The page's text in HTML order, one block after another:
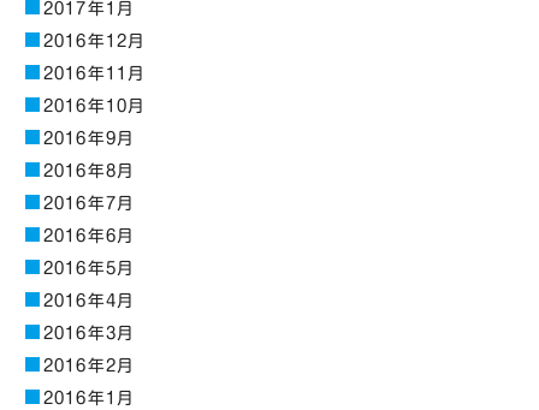
2017年1月
2016年12月
2016年11月
2016年10月
2016年9月
2016年8月
2016年7月
2016年6月
2016年5月
2016年4月
2016年3月
2016年2月
2016年1月